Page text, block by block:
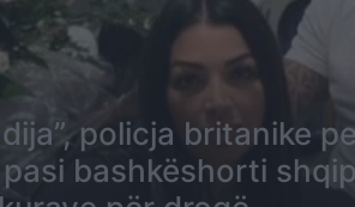
dija”, policja britanike
bashkëshorti